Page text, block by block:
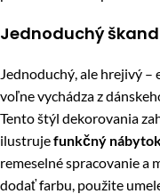
Jednoduchý
Jednoduchý, ale hrejivý
voľne vychádza z
Tento štýl dekorovania
ilustrujefunkčný
remeselné spracovanie a
dodať farbu, použite